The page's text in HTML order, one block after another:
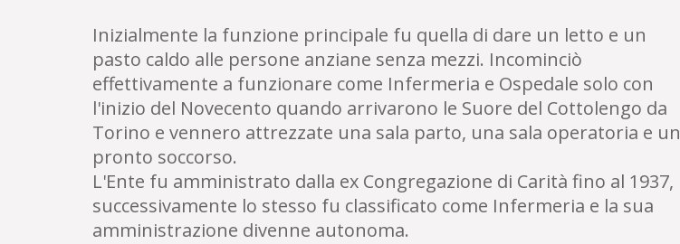
Inizialmente la funzione principale fu quella di dare un letto e un
pasto caldo alle persone anziane senza mezzi. Incominciò
effettivamente a funzionare come Infermeria e Ospedale solo con
l'inizio del Novecento quando arrivarono le Suore del Cottolengo da
Torino e vennero attrezzate una sala parto, una sala operatoria e un
pronto soccorso.
L'Ente fu amministrato dalla ex Congregazione di Carità fino al 1937,
successivamente lo stesso fu classificato come Infermeria e la sua
amministrazione divenne autonoma.